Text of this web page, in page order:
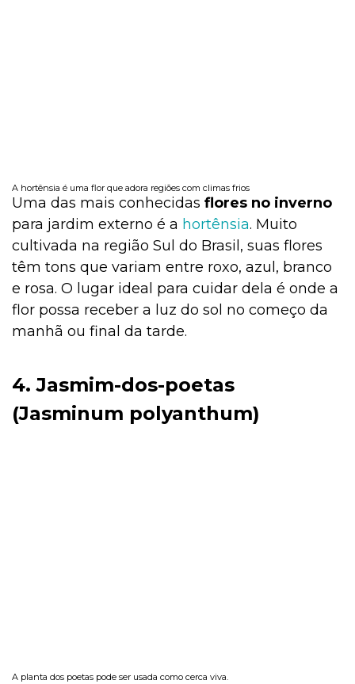
A hortênsia é uma flor que adora regiões com climas frios
Uma das mais conhecidas flores no inverno
para jardim externo é a hortênsia. Muito
cultivada na região Sul do Brasil, suas flores
têm tons que variam entre roxo, azul, branco
e rosa. O lugar ideal para cuidar dela é onde a
flor possa receber a luz do sol no começo da
manhã ou final da tarde.
4. Jasmim-dos-poetas
(Jasminum polyanthum)
A planta dos poetas pode ser usada como cerca viva.